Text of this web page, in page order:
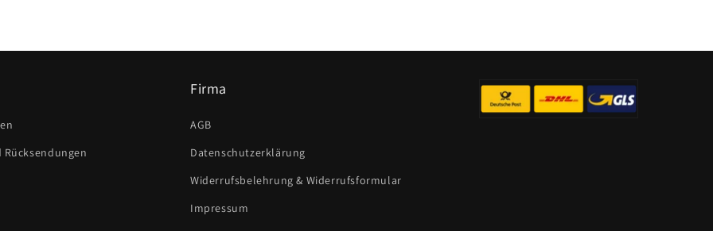
Rücksendungen
Firma
AGB
Datenschutzerklärung
Widerrufsbelehrung & Widerrufsformular
Impressum